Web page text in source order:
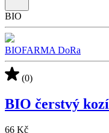
BIO
BIOFARMA DoRa
(0)
BIO čerstvý
66 Kč